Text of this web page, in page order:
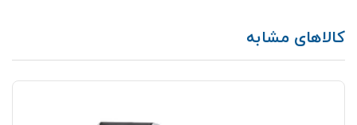
کالاهای مشابه